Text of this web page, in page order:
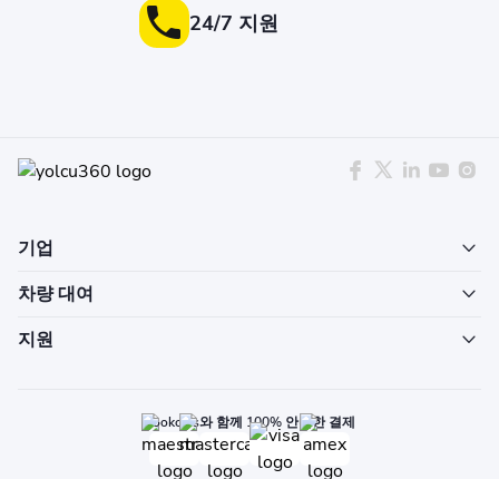
24/7 지원
기업
차량 대여
지원
Bookcars와 함께 100% 안전한 결제